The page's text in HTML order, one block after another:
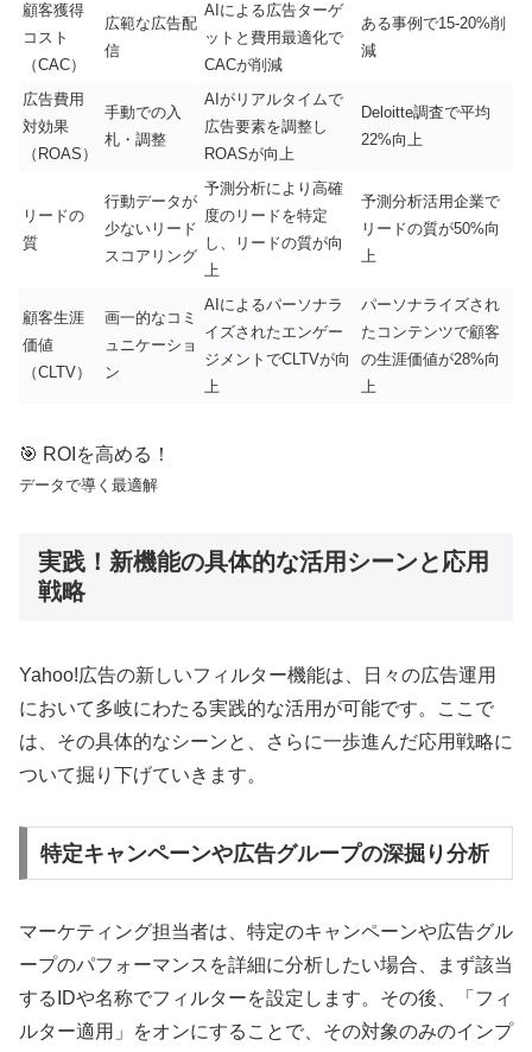
顧客獲得
コスト
（CAC）
広範な広告配
信
AIによる広告ターゲ
ットと費用最適化で
CACが削減
ある事例で15-20%削
減
広告費用
対効果
（ROAS）
手動での入
札・調整
AIがリアルタイムで
広告要素を調整し
ROASが向上
Deloitte調査で平均
22%向上
リードの
質
行動データが
少ないリード
スコアリング
予測分析により高確
度のリードを特定
し、リードの質が向
上
予測分析活用企業で
リードの質が50%向
上
顧客生涯
価値
（CLTV）
画一的なコミ
ュニケーショ
ン
AIによるパーソナラ
イズされたエンゲー
ジメントでCLTVが向
上
パーソナライズされ
たコンテンツで顧客
の生涯価値が28%向
上
🎯 ROIを高める！
データで導く最適解
実践！新機能の具体的な活用シーンと応用
戦略
Yahoo!広告の新しいフィルター機能は、日々の広告運用
において多岐にわたる実践的な活用が可能です。ここで
は、その具体的なシーンと、さらに一歩進んだ応用戦略に
ついて掘り下げていきます。
特定キャンペーンや広告グループの深掘り分析
マーケティング担当者は、特定のキャンペーンや広告グル
ープのパフォーマンスを詳細に分析したい場合、まず該当
するIDや名称でフィルターを設定します。その後、「フィ
ルター適用」をオンにすることで、その対象のみのインプ